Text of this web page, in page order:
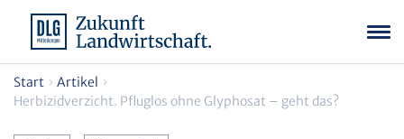
Start
Artikel
Herbizidverzicht. Pfluglos ohne Glyphosat – geht das?